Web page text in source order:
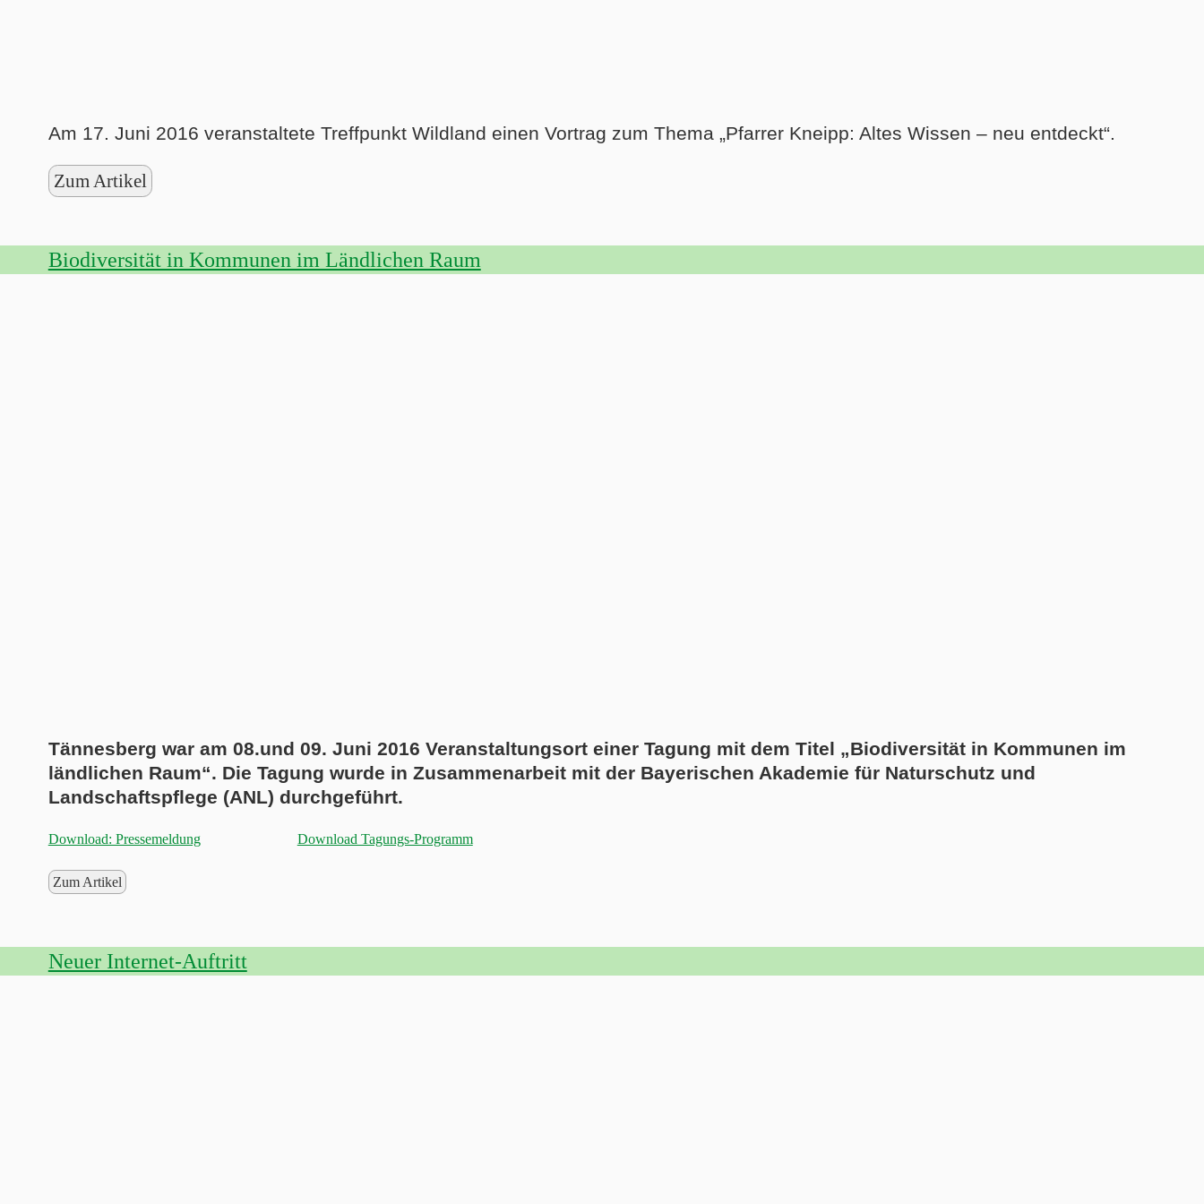
Am 17. Juni 2016 veranstaltete Treffpunkt Wildland einen Vortrag zum Thema „Pfarrer Kneipp: Altes Wissen – neu entdeckt“.
Zum Artikel
Biodiversität in Kommunen im Ländlichen Raum
Tännesberg war am 08.und 09. Juni 2016 Veranstaltungsort einer Tagung mit dem Titel „Biodiversität in Kommunen im
ländlichen Raum“. Die Tagung wurde in Zusammenarbeit mit der Bayerischen Akademie für Naturschutz und
Landschaftspflege (ANL) durchgeführt.
Download: Pressemeldung Download Tagungs-Programm
Zum Artikel
Neuer Internet-Auftritt